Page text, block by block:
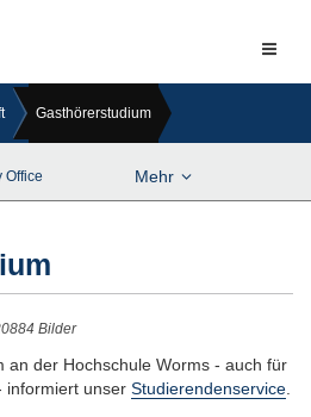
Gasthörerstudium
Office Mehr
Bilder
an der Hochschule Worms - auch für
informiert unser Studierendenservice